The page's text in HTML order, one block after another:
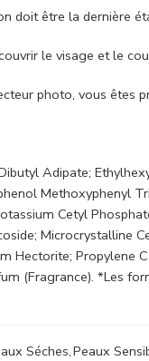
doit être la dernière
le visage et le
photo, vous êtes
Adipate;
Methoxyphenyl
Cetyl
Microcrystalline
Hectorite; Propylene
(Fragrance). *Les
Séches,Peaux